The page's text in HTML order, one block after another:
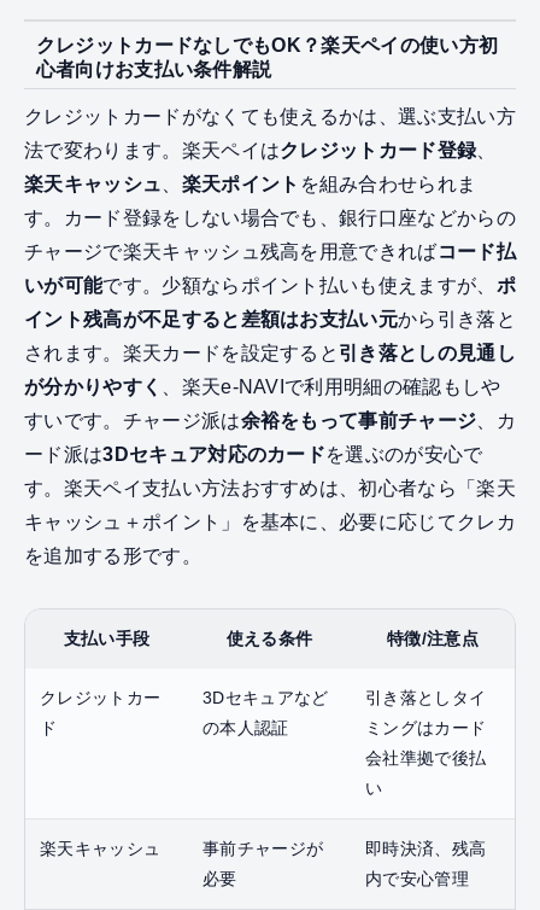
クレジットカードなしでもOK？楽天ペイの使い方初
心者向けお支払い条件解説
クレジットカードがなくても使えるかは、選ぶ支払い方
法で変わります。楽天ペイはクレジットカード登録、
楽天キャッシュ
楽天ポイント を組み合わせられま
す。カード登録をしない場合でも、銀行口座などからの
チャージで楽天キャッシュ残高を用意できればコード払
いが可能です。少額ならポイント払いも使えますが、 ポ
イント残高が不足すると差額はお支払い元から引き落と
されます。楽天カードを設定すると 引き落としの見通し
が分かりやすく
、楽天e-NAVIで利用明細の確認もしや
すいです。チャージ派は余裕をもって事前チャージ 、カ
ード派は3Dセキュア対応のカードを選ぶのが安心で
す。楽天ペイ支払い方法おすすめは、初心者なら「楽天
キャッシュ＋ポイント」を基本に、必要に応じてクレカ
を追加する形です。
支払い手段 使える条件 特徴/注意点
クレジットカー
ド
3Dセキュアなど
の本人認証
引き落としタイ
ミングはカード
会社準拠で後払
い
楽天キャッシュ
事前チャージが
必要
即時決済、残高
内で安心管理